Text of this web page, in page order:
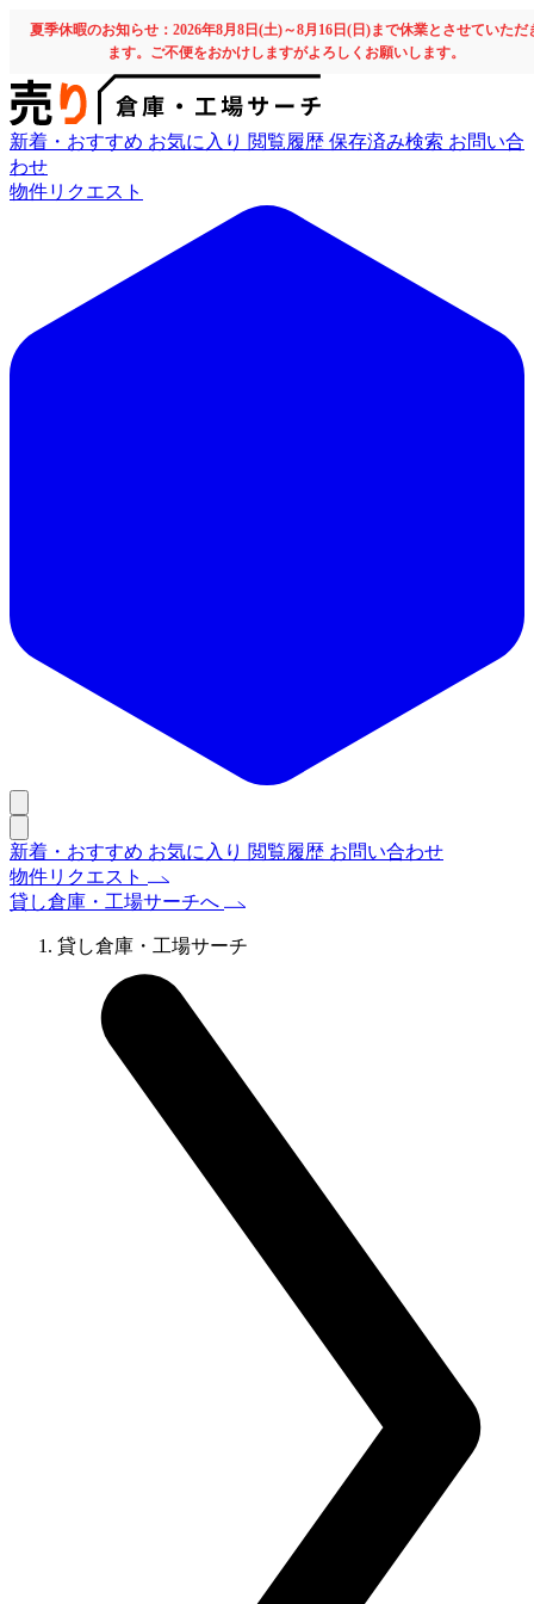
夏季休暇のお知らせ：2026年8月8日(土)～8月16日(日)まで休業とさせていただ
ます。ご不便をおかけしますがよろしくお願いします。
新着・おすすめ お気に入り 閲覧履歴 保存済み検索 お問い合
わせ
物件リクエスト
新着・おすすめ お気に入り 閲覧履歴 お問い合わせ
物件リクエスト
貸し倉庫・工場サーチへ
貸し倉庫・工場サーチ